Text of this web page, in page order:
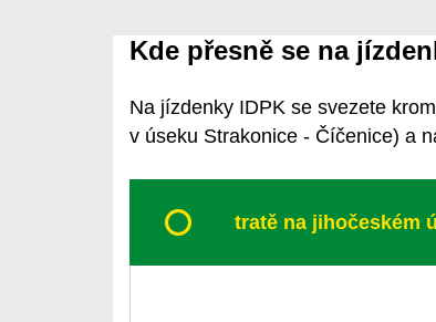
Kde přesně se na
Na jízdenky IDPK se svezete
v úseku Strakonice - Číčenice) a
tratě na jihočeském